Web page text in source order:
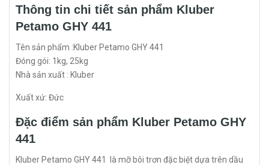
Thông tin chi tiết sản phẩm Kluber
Petamo GHY 441
Tên sản phẩm :Kluber Petamo GHY 441
Đóng gói: 1kg, 25kg
Nhà sản xuất : Kluber
Xuất xứ: Đức
Đặc điểm sản phẩm Kluber Petamo GHY
441
Kluber Petamo GHY 441 là mỡ bôi trơn đặc biệt dựa trên dầu